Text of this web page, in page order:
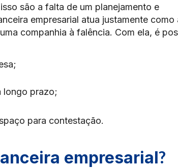
são a falta de um planejamento e
empresarial atua justamente como
companhia à falência. Com ela, é
longo prazo;
para contestação.
empresarial?